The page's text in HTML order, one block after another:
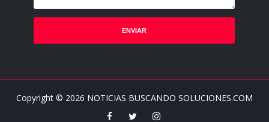
Copyright © 2026 NOTICIAS BUSCANDO SOLUCIONES.COM